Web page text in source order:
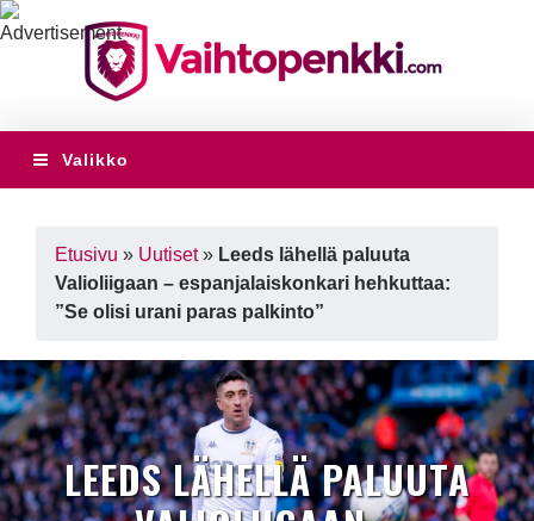
Valikko
Etusivu » Uutiset» Leeds lähellä paluuta
Valioliigaan – espanjalaiskonkari hehkuttaa:
”Se olisi urani paras palkinto”
LEEDS LÄHELLÄ PALUUTA